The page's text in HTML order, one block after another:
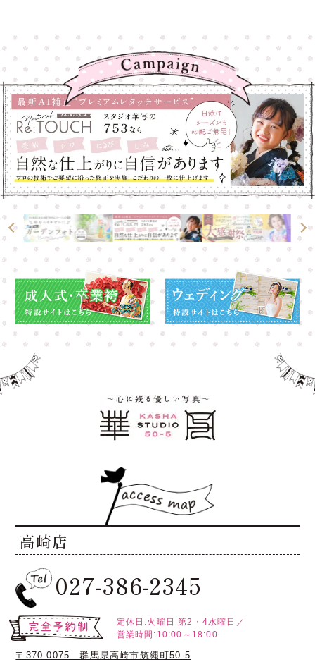
高崎店
027-386-2345
定休日:火曜日 第2・4水曜日／
営業時間:10:00～18:00
〒370-0075 群馬県高崎市筑縄町50-5
高崎店
大宮店
高崎店
大宮店